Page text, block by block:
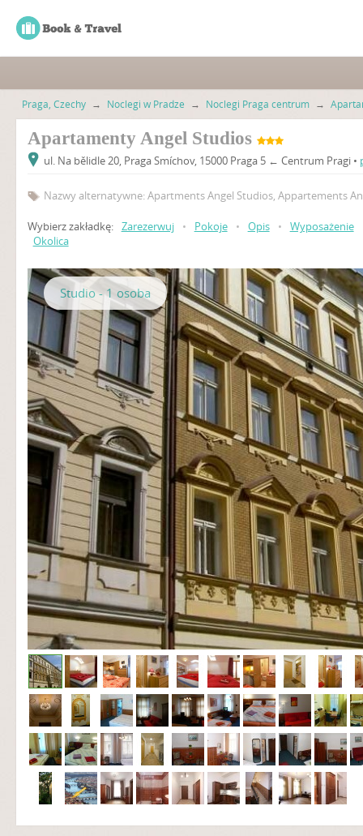
Praga, Czechy → Noclegi w Pradze → Noclegi Praga centrum →
Apartamenty Angel Studios
ul. Na bělidle 20, Praga Smíchov, 15000 Praga 5 ← Centrum Pragi •
Nazwy alternatywne: Apartments Angel Studios, Appartements
Wybierz zakładkę: Zarezerwuj • Pokoje • Opis • Wyposażenie
Okolica
Studio - 1 osoba